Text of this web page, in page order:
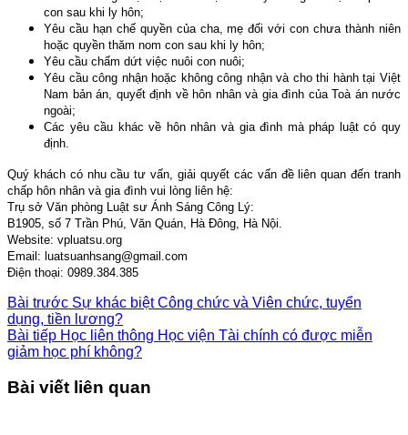
con sau khi ly hôn;
Yêu cầu hạn chế quyền của cha, mẹ đối với con chưa thành niên
hoặc quyền thăm nom con sau khi ly hôn;
Yêu cầu chấm dứt việc nuôi con nuôi;
Yêu cầu công nhận hoặc không công nhận và cho thi hành tại Việt
Nam bản án, quyết định về hôn nhân và gia đình của Toà án nước
ngoài;
Các yêu cầu khác về hôn nhân và gia đình mà pháp luật có quy
định.
Quý khách có nhu cầu tư vấn, giải quyết các vấn đề liên quan đến tranh
chấp hôn nhân và gia đình vui lòng liên hệ:
Trụ sở Văn phòng Luật sư Ánh Sáng Công Lý:
B1905, số 7 Trần Phú, Văn Quán, Hà Đông, Hà Nội.
Website: vpluatsu.org
Email: luatsuanhsang@gmail.com
Điện thoại: 0989.384.385
Bài trước Sự khác biệt Công chức và Viên chức, tuyển
dụng, tiền lương?
Bài tiếp Học liên thông Học viện Tài chính có được miễn
giảm học phí không?
Bài viết liên quan